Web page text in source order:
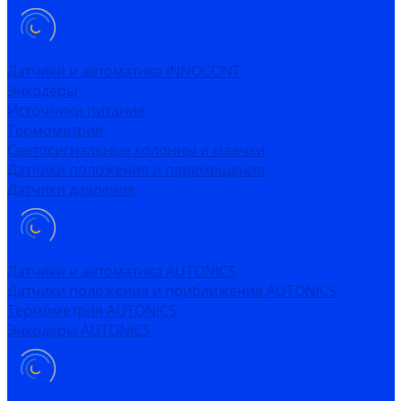
Датчики и автоматика INNOCONT
Энкодеры
Источники питания
Термометрия
Светосигнальные колонны и маячки
Датчики положения и перемещения
Датчики давления
Датчики и автоматика AUTONICS
Датчики положения и приближения AUTONICS
Термометрия AUTONICS
Энкодеры AUTONICS